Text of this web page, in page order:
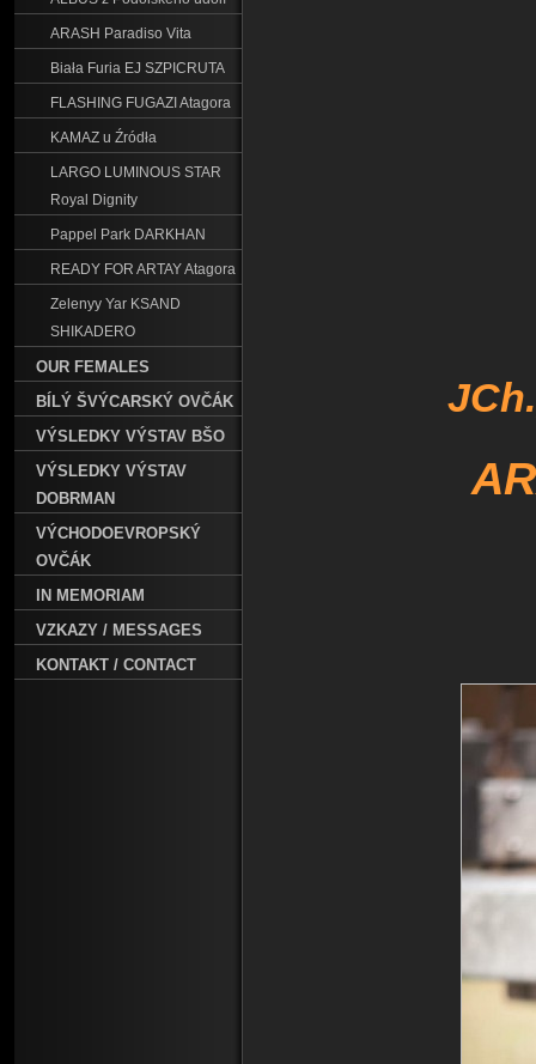
ARASH Paradiso Vita
Biała Furia EJ SZPICRUTA
FLASHING FUGAZI Atagora
KAMAZ u Źródła
LARGO LUMINOUS STAR
Royal Dignity
Pappel Park DARKHAN
READY FOR ARTAY Atagora
Zelenyy Yar KSAND
SHIKADERO
OUR FEMALES
BÍLÝ ŠVÝCARSKÝ OVČÁK
VÝSLEDKY VÝSTAV BŠO
VÝSLEDKY VÝSTAV
DOBRMAN
VÝCHODOEVROPSKÝ
OVČÁK
IN MEMORIAM
VZKAZY / MESSAGES
KONTAKT / CONTACT